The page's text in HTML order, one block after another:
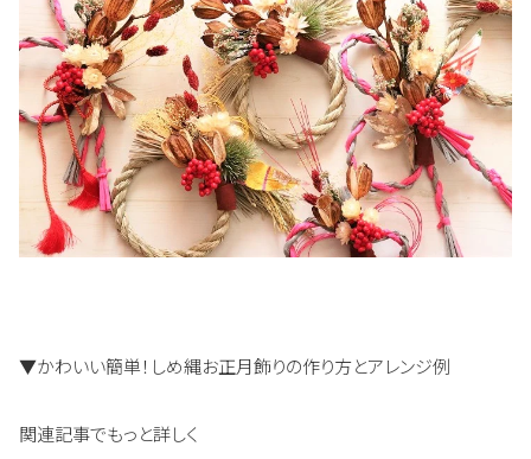
▼かわいい簡単！しめ縄お正月飾りの作り方とアレンジ例
関連記事でもっと詳しく